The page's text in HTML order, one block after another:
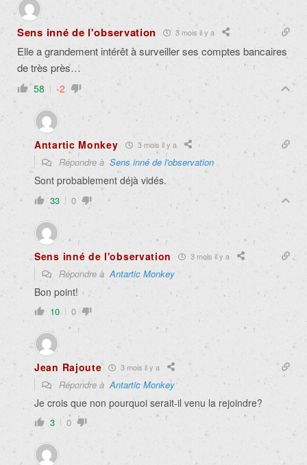
Sens inné de l'observation 3 mois il y a
Elle a grandement intérêt à surveiller ses comptes bancaires
de très près…
58 -2
Antartic Monkey 3 mois il y a
Répondre à Sens inné de l'observation
Sont probablement déjà vidés.
33 0
Sens inné de l'observation 3 mois il y a
Répondre àAntartic Monkey
Bon point!
10 0
Jean Rajoute 3 mois il y a
Répondre àAntartic Monkey
Je crois que non pourquoi serait-il venu la rejoindre?
3 0